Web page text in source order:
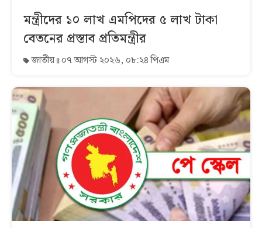
মন্ত্রীদের ১০ লাখ এমপিদের ৫ লাখ টাকা
বেতনের প্রস্তাব প্রতিমন্ত্রীর
জাতীয় ০৭ আগস্ট ২০২৬, ০৮:২৪ পিএম